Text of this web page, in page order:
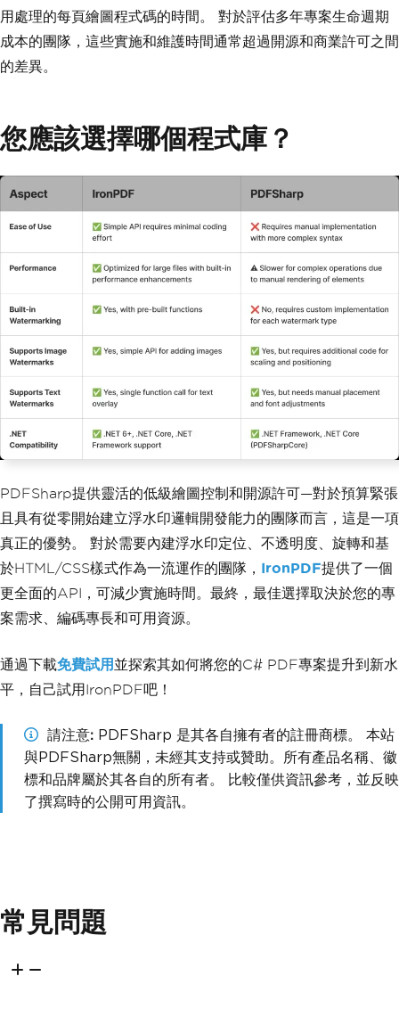
用處理的每頁繪圖程式碼的時間。 對於評估多年專案生命週期
成本的團隊，這些實施和維護時間通常超過開源和商業許可之間
的差異。
您應該選擇哪個程式庫？
PDFSharp提供靈活的低級繪圖控制和開源許可—對於預算緊張
且具有從零開始建立浮水印邏輯開發能力的團隊而言，這是一項
真正的優勢。 對於需要內建浮水印定位、不透明度、旋轉和基
於HTML/CSS樣式作為一流運作的團隊， IronPDF提供了一個
更全面的API，可減少實施時間。最終，最佳選擇取決於您的專
案需求、編碼專長和可用資源。
通過下載免費試用 並探索其如何將您的C# PDF專案提升到新水
平，自己試用IronPDF吧！
請注意 PDFSharp 是其各自擁有者的註冊商標。 本站
與PDFSharp無關，未經其支持或贊助。所有產品名稱、徽
標和品牌屬於其各自的所有者。 比較僅供資訊參考，並反映
了撰寫時的公開可用資訊。
常見問題